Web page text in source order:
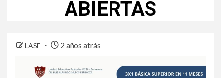
ABIERTAS
LASE 2 años atrás